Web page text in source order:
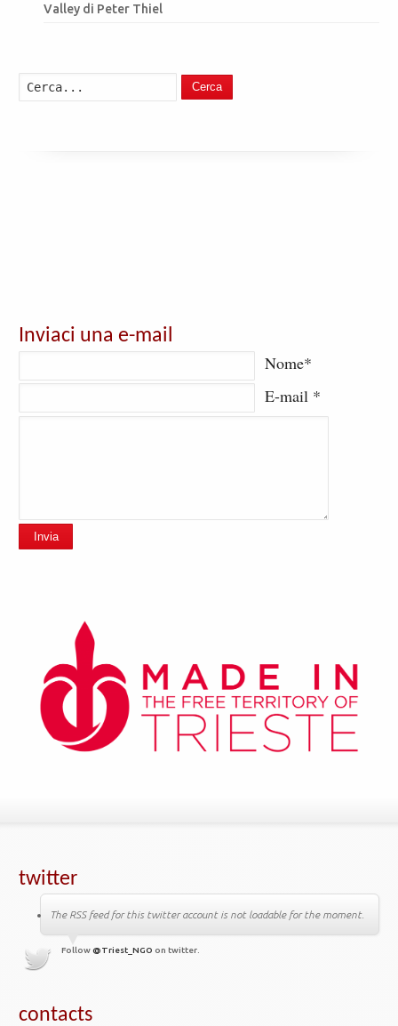
Valley di Peter Thiel
Cerca
Inviaci una e-mail
Nome*
E-mail *
Invia
twitter
The RSS feed for this twitter account is not loadable for the moment.
Follow @Triest_NGO on twitter.
contacts